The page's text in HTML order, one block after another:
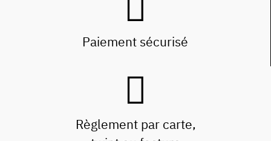
Paiement sécurisé
Règlement par carte,